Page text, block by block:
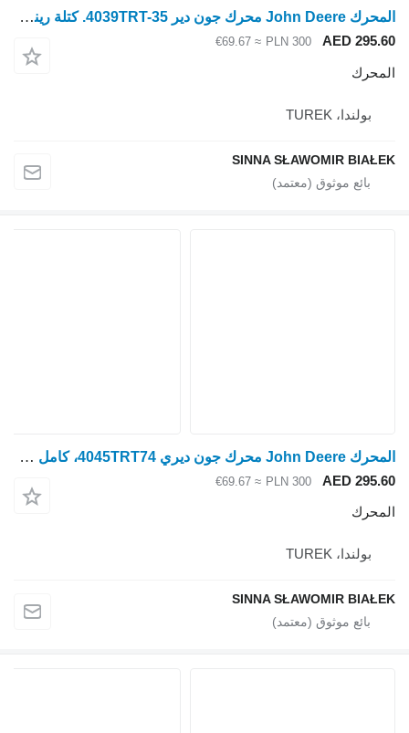
المحرك John Deere محرك جون دير 4039TRT-35. كتلة رينو لـ جرار بعجلات
AED 295.60
PLN 300
≈ €69.67
المحرك
بولندا، TUREK
SINNA SŁAWOMIR BIAŁEK
المحرك John Deere محرك جون ديري 4045TRT74، كامل وعملي، رينو
AED 295.60
PLN 300
≈ €69.67
المحرك
بولندا، TUREK
SINNA SŁAWOMIR BIAŁEK